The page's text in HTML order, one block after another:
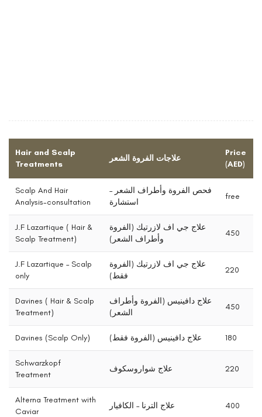
Hair and Scalp
Treatments
علاجات الفروة الشعر
Price
(AED)
Scalp And Hair
Analysis-consultation
فحص الفروة وأطراف الشعر –
استشارة
free
J.F Lazartique ( Hair &
Scalp Treatment)
علاج جي اف لازرتيك (الفروة
وأطراف الشعر)
450
J.F Lazartique – Scalp
only
علاج جي اف لازرتيك (الفروة
فقط)
220
Davines ( Hair & Scalp
Treatment)
علاج دافينيس (الفروة وأطراف
الشعر)
450
Davines (Scalp Only) علاج دافينيس (الفروة فقط) 180
Schwarzkopf
Treatment
علاج شواروسكوف 220
Alterna Treatment with
Caviar
علاج الترنا – الكافيار 400